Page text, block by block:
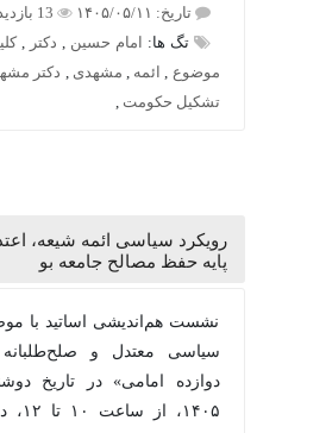
تاریخ: ۱۴۰۵/۰۵/۱۱
13 بازدید
تگ ها: امام حسین,دکتر,
,ائمه, مشهدی,دکتر مشهدی,
تشکیل حکومت,
رویکرد سیاسی ائمه شیعه،
پایه حفظ مصالح جامعه بو
نشست هم‌اندیشی اساتید با موضوع
سیاسی معتدل و صلح‌طلبانه ائمه
۱۴۰۵، از ساعت ۱۰ تا